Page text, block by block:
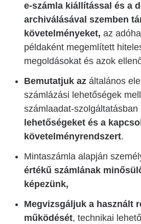
e-számla kiállítással és a
archiválásával szemben
követelményeket, az
példaként megemlített
megoldásokat és azok
Bemutatjuk az általános
számlázási lehetőségek
számlaadat-szolgáltatásban
lehetőségeket és a
követelményrendszert.
Mintaszámla alapján
értékű számlának
képezünk,
Megvizsgáljuk a használt
működését, technikai